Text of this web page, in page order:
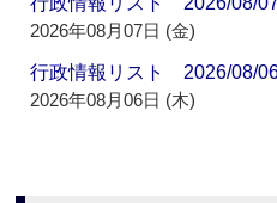
2026年08月07日 (金)
行政情報リスト 2026/08/
2026年08月06日 (木)